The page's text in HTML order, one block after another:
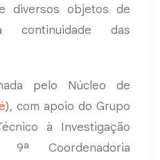
diversos objetos de
das
pelo Núcleo de
), com apoio do Grupo
à Investigação
9ª Coordenadoria